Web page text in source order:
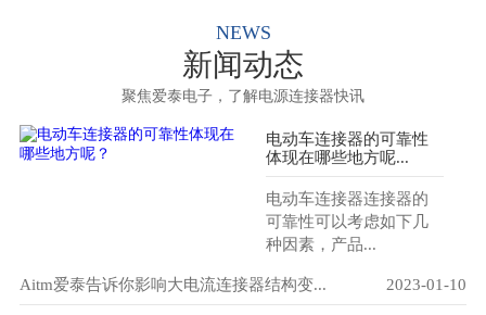
NEWS
新闻动态
聚焦爱泰电子，了解电源连接器快讯
电动车连接器的可靠性
体现在哪些地方呢...
电动车连接器连接器的
可靠性可以考虑如下几
种因素，产品...
Aitm爱泰告诉你影响大电流连接器结构变... 2023-01-10